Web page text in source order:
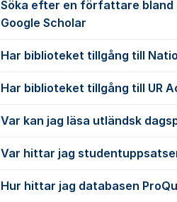
Söka efter en författare
Google Scholar
Har biblioteket tillgång till
Har biblioteket tillgång till UR
Var kan jag läsa utländsk
Var hittar jag
Hur hittar jag databasen